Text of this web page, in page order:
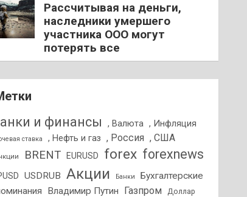
Рассчитывая на деньги,
наследники умершего
участника ООО могут
потерять все
и финансы , Валюта , Инфляция
ставка , Нефть и газ , Россия , США
BRENT EURUSD forex forexnews
USDRUB Акции Банки
Бухгалтерские
Владимир Путин Газпром Доллар